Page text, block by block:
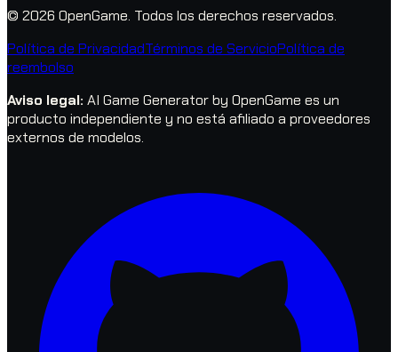
© 2026 OpenGame. Todos los derechos reservados.
Política de PrivacidadTérminos de ServicioPolítica de
reembolso
Aviso legal: AI Game Generator by OpenGame es un
producto independiente y no está afiliado a proveedores
externos de modelos.